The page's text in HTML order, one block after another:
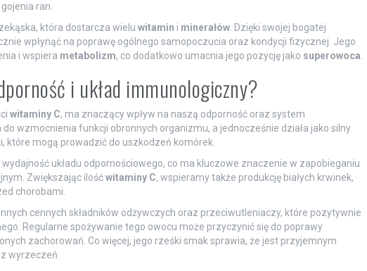
ran.
która dostarcza wielu witamin i minerałów. Dzięki swojej bogatej
wpłynąć na poprawę ogólnego samopoczucia oraz kondycji fizycznej. Jego
i wspiera metabolizm, co dodatkowo umacnia jego pozycję jako superowoca.
i układ immunologiczny?
witaminy C, ma znaczący wpływ na naszą odporność oraz system
do wzmocnienia funkcji obronnych organizmu, a jednocześnie działa jako silny
które mogą prowadzić do uszkodzeń komórek.
układu odpornościowego, co ma kluczowe znaczenie w zapobieganiu
Zwiększając ilośćwitaminy C, wspieramy także produkcję białych krwinek,
chorobami.
cennych składników odżywczych oraz przeciwutleniaczy, które pozytywnie
Regularne spożywanie tego owocu może przyczynić się do poprawy
zachorowań. Co więcej, jego rześki smak sprawia, że jest przyjemnym
wyrzeczeń.